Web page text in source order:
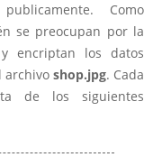
Como
se preocupan por la
encriptan los datos
archivo shop.jpg. Cada
de los siguientes